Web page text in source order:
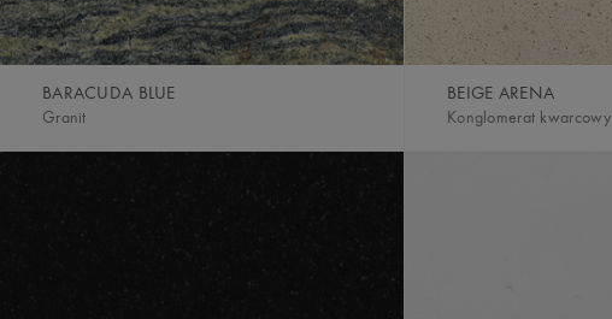
BARACUDA BLUE
Granit
BEIGE ARENA
Konglomerat kwarcowy